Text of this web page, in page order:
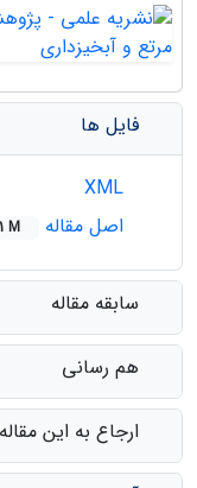
فایل ها
اصل مقاله
1 M
سابقه مقاله
هم رسانی
ارجاع به این مقاله